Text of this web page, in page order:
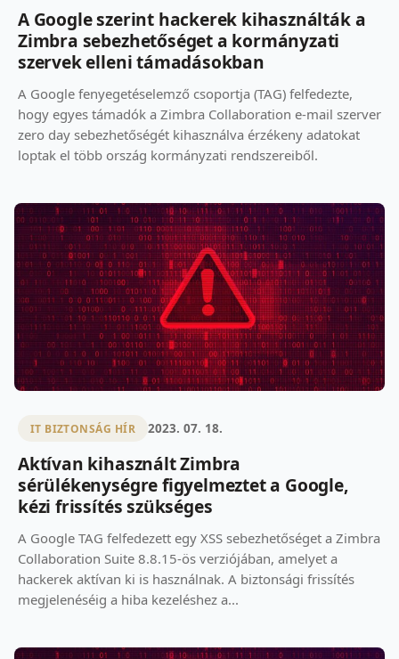
A Google szerint hackerek kihasználták a
Zimbra sebezhetőséget a kormányzati
szervek elleni támadásokban
A Google fenyegetéselemző csoportja (TAG) felfedezte,
hogy egyes támadók a Zimbra Collaboration e-mail szerver
zero day sebezhetőségét kihasználva érzékeny adatokat
loptak el több ország kormányzati rendszereiből.
IT BIZTONSÁG HÍR 2023. 07. 18.
Aktívan kihasznált Zimbra
sérülékenységre figyelmeztet a Google,
kézi frissítés szükséges
A Google TAG felfedezett egy XSS sebezhetőséget a Zimbra
Collaboration Suite 8.8.15-ös verziójában, amelyet a
hackerek aktívan ki is használnak. A biztonsági frissítés
megjelenéséig a hiba kezeléshez a...